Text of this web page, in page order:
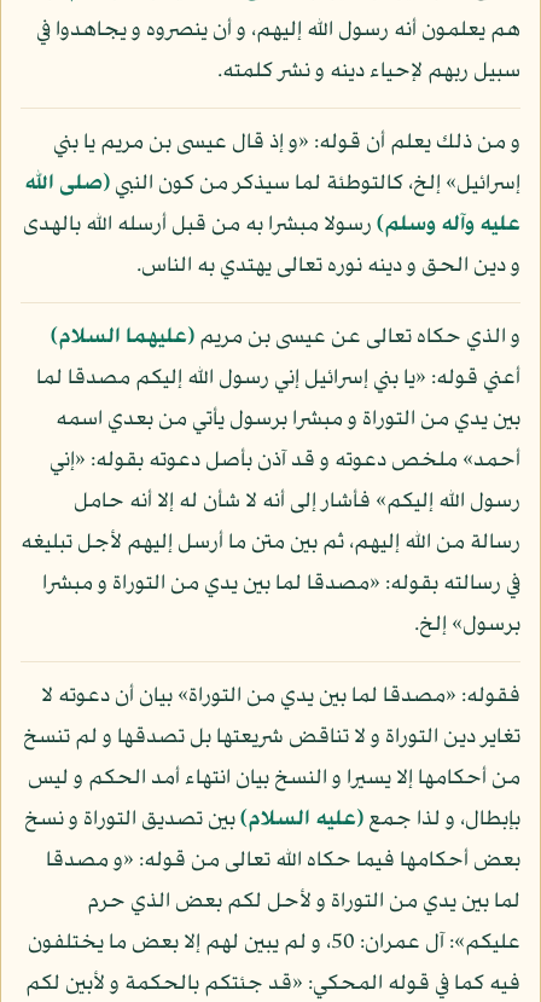
هم يعلمون أنه رسول الله إليهم، و أن ينصروه و يجاهدوا في
سبيل ربهم لإحياء دينه و نشر كلمته.
و من ذلك يعلم أن قوله: «و إذ قال عيسى بن مريم يا بني
إسرائيل» إلخ، كالتوطئة لما سيذكر من كون النبي(صلى الله
عليه وآله وسلم)رسولا مبشرا به من قبل أرسله الله بالهدى
و دين الحق و دينه نوره تعالى يهتدي به الناس.
و الذي حكاه تعالى عن عيسى بن مريم(عليهما السلام)
أعني قوله: «يا بني إسرائيل إني رسول الله إليكم مصدقا لما
بين يدي من التوراة و مبشرا برسول يأتي من بعدي اسمه
أحمد» ملخص دعوته و قد آذن بأصل دعوته بقوله: «إني
رسول الله إليكم» فأشار إلى أنه لا شأن له إلا أنه حامل
رسالة من الله إليهم، ثم بين متن ما أرسل إليهم لأجل تبليغه
في رسالته بقوله: «مصدقا لما بين يدي من التوراة و مبشرا
برسول» إلخ.
فقوله: «مصدقا لما بين يدي من التوراة» بيان أن دعوته لا
تغاير دين التوراة و لا تناقض شريعتها بل تصدقها و لم تنسخ
من أحكامها إلا يسيرا و النسخ بيان انتهاء أمد الحكم و ليس
بإبطال، و لذا جمع(عليه السلام)بين تصديق التوراة و نسخ
بعض أحكامها فيما حكاه الله تعالى من قوله: «و مصدقا
لما بين يدي من التوراة و لأحل لكم بعض الذي حرم
عليكم»: آل عمران: 50، و لم يبين لهم إلا بعض ما يختلفون
فيه كما في قوله المحكي: «قد جئتكم بالحكمة و لأبين لكم